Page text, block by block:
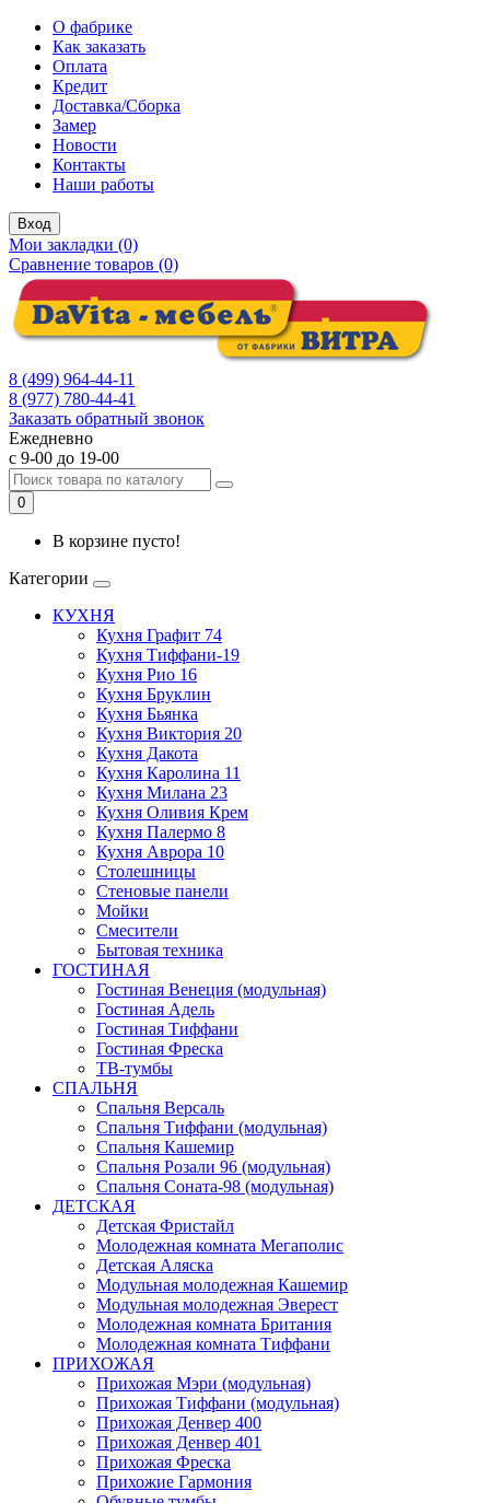
О фабрике
Как заказать
Оплата
Кредит
Доставка/Сборка
Замер
Новости
Контакты
Наши работы
Вход
Мои закладки (0)
Сравнение товаров (0)
8 (499) 964-44-11
8 (977) 780-44-41
Заказать обратный звонок
Ежедневно
с 9-00 до 19-00
0
В корзине пусто!
Категории
КУХНЯ
Кухня Графит 74
Кухня Тиффани-19
Кухня Рио 16
Кухня Бруклин
Кухня Бьянка
Кухня Виктория 20
Кухня Дакота
Кухня Каролина 11
Кухня Милана 23
Кухня Оливия Крем
Кухня Палермо 8
Кухня Аврора 10
Столешницы
Стеновые панели
Мойки
Смесители
Бытовая техника
ГОСТИНАЯ
Гостиная Венеция (модульная)
Гостиная Адель
Гостиная Тиффани
Гостиная Фреска
ТВ-тумбы
СПАЛЬНЯ
Спальня Версаль
Спальня Тиффани (модульная)
Спальня Кашемир
Спальня Розали 96 (модульная)
Спальня Соната-98 (модульная)
ДЕТСКАЯ
Детская Фристайл
Молодежная комната Мегаполис
Детская Аляска
Модульная молодежная Кашемир
Модульная молодежная Эверест
Молодежная комната Британия
Молодежная комната Тиффани
ПРИХОЖАЯ
Прихожая Мэри (модульная)
Прихожая Тиффани (модульная)
Прихожая Денвер 400
Прихожая Денвер 401
Прихожая Фреска
Прихожие Гармония